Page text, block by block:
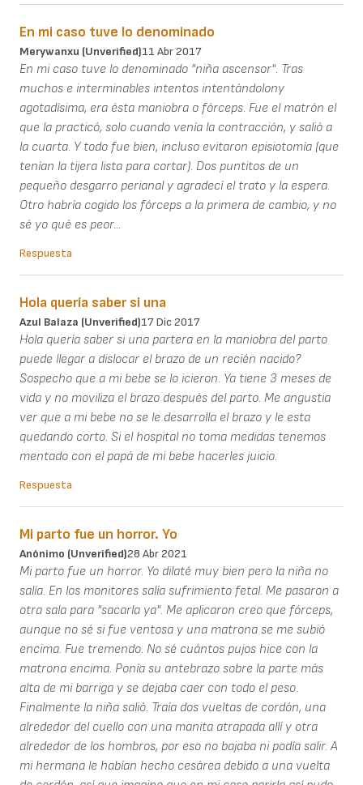
En mi caso tuve lo denominado
Merywanxu (unverified)11 Abr 2017
En mi caso tuve lo denominado "niña ascensor". Tras
muchos e interminables intentos intentándolony
agotadísima, era ésta maniobra o fórceps. Fue el matrón el
que la practicó, solo cuando venía la contracción, y salió a
la cuarta. Y todo fue bien, incluso evitaron episiotomía (que
tenían la tijera lista para cortar). Dos puntitos de un
pequeño desgarro perianal y agradecí el trato y la espera.
Otro habría cogido los fórceps a la primera de cambio, y no
sé yo qué es peor...
Respuesta
Hola quería saber si una
Azul Balaza (unverified)17 Dic 2017
Hola quería saber si una partera en la maniobra del parto
puede llegar a dislocar el brazo de un recién nacido?
Sospecho que a mi bebe se lo icieron. Ya tiene 3 meses de
vida y no moviliza el brazo después del parto. Me angustia
ver que a mi bebe no se le desarrolla el brazo y le esta
quedando corto. Si el hospital no toma medidas tenemos
mentado con el papá de mi bebe hacerles juicio.
Respuesta
Mi parto fue un horror. Yo
Anónimo (unverified)28 Abr 2021
Mi parto fue un horror. Yo dilaté muy bien pero la niña no
salía. En los monitores salía sufrimiento fetal. Me pasaron a
otra sala para "sacarla ya". Me aplicaron creo que fórceps,
aunque no sé si fue ventosa y una matrona se me subió
encima. Fue tremendo. No sé cuántos pujos hice con la
matrona encima. Ponía su antebrazo sobre la parte más
alta de mi barriga y se dejaba caer con todo el peso.
Finalmente la niña salió. Traía dos vueltas de cordón, una
alrededor del cuello con una manita atrapada allí y otra
alrededor de los hombros, por eso no bajaba ni podía salir. A
mi hermana le habían hecho cesárea debido a una vuelta